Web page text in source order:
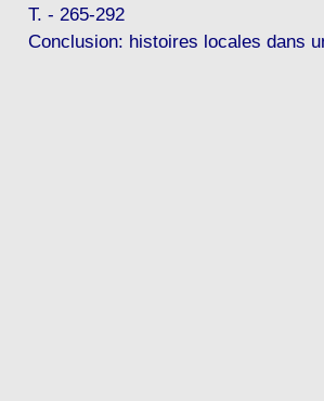
T. - 265-292
Conclusion: histoires locales dans